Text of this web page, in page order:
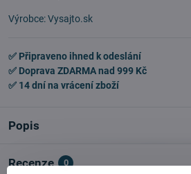
Výrobce:Vysajto.sk
✅ Připraveno ihned k odeslání
✅ Doprava ZDARMA nad 999 Kč
✅ 14 dní na vrácení zboží
Popis
Recenze 0